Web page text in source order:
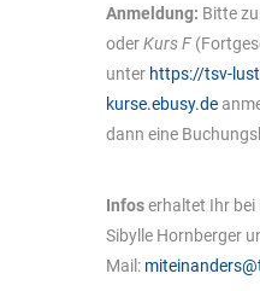
Anmeldung: Bitte zu
oderKurs F
unter https://tsv-
kurse.ebusy.de
dann eine
Infoserhaltet Ihr bei
Sibylle Hornberger
Mail: